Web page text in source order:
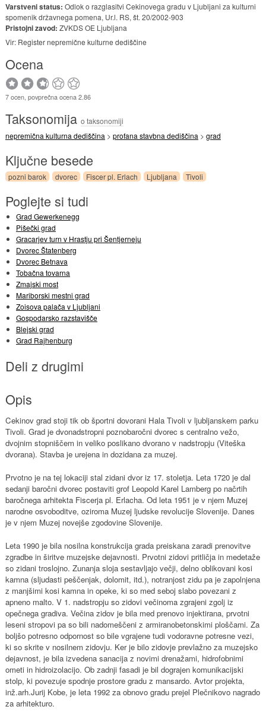
Varstveni status: Odlok o razglasitvi Cekinovega gradu v Ljubljani za kulturni
spomenik državnega pomena, Ur.l. RS, št. 20/2002-903
Pristojni zavod: ZVKDS OE Ljubljana
Vir: Register nepremične kulturne dediščine
Ocena
7 ocen, povprečna ocena 2.86
Taksonomija o taksonomiji
nepremična kulturna dediščina > profana stavbna dediščina > grad
Ključne besede
pozni barok dvorec Fiscer pl. Erlach Ljubljana Tivoli
Poglejte si tudi
Grad Gewerkenegg
Pišečki grad
Gracarjev turn v Hrastju pri Šentjerneju
Dvorec Štatenberg
Dvorec Betnava
Tobačna tovarna
Zmajski most
Mariborski mestni grad
Zoisova palača v Ljubljani
Gospodarsko razstavišče
Blejski grad
Grad Rajhenburg
Deli z drugimi
Opis
Cekinov grad stoji tik ob športni dovorani Hala Tivoli v ljubljanskem parku
Tivoli. Grad je dvonadstropni poznobaročni dvorec s centralno vežo,
dvojnim stopniščem in veliko poslikano dvorano v nadstropju (Viteška
dvorana). Stavba je urejena in dozidana za muzej.
Prvotno je na tej lokaciji stal zidani dvor iz 17. stoletja. Leta 1720 je dal
sedanji baročni dvorec postaviti grof Leopold Karel Lamberg po načrtih
baročnega arhitekta Fiscerja pl. Erlacha. Od leta 1951 je v njem Muzej
narodne osvoboditve, oziroma Muzej ljudske revolucije Slovenije. Danes
je v njem Muzej novejše zgodovine Slovenije.
Leta 1990 je bila nosilna konstrukcija grada preiskana zaradi prenovitve
zgradbe in širitve muzejske dejavnosti. Prvotni zidovi pritličja in medetaže
so zidani troslojno. Zunanja sloja sestavljajo večji, delno oblikovani kosi
kamna (sljudasti peščenjak, dolomit, itd.), notranjost zidu pa je zapolnjena
z manjšimi kosi kamna in opeke, ki so med seboj slabo povezani z
apneno malto. V 1. nadstropju so zidovi večinoma zgrajeni zgolj iz
opečnega gradiva. Večina zidov je bila med prenovo injektirana, prvotni
leseni stropovi pa so bili nadomeščeni z armiranobetonskimi ploščami. Za
boljšo potresno odpornost so bile vgrajene tudi vodoravne potresne vezi,
ki so skrite v nosilnem zidovju. Ker je bilo zidovje prevlažno za muzejsko
dejavnost, je bila izvedena sanacija z novimi drenažami, hidrofobnimi
ometi in hidroizolacijo. Ob zadnji fasadi je bil dograjen komunikacijski
stolp, ki povezuje spodnje prostore gradu z mansardo. Avtor projekta,
inž.arh.Jurij Kobe, je leta 1992 za obnovo gradu prejel Plečnikovo nagrado
za arhitekturo.